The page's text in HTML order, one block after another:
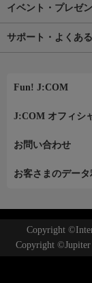
イベント・プレゼ
サポート・よくあ
Fun! J:COM
J:COM オフィシ
お問い合わせ
お客さまのデー
Copyright
Copyright ©Jupiter